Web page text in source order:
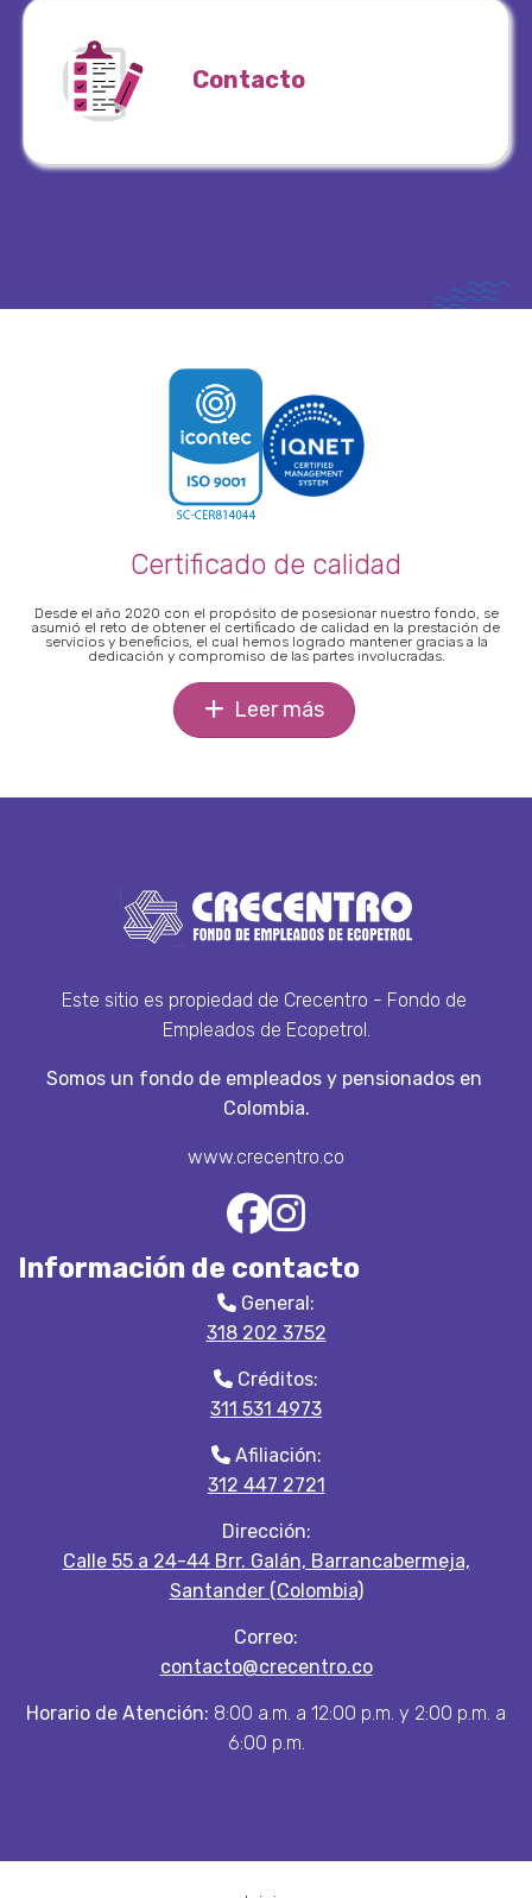
Contacto
Certificado de calidad
Desde el año 2020 con el propósito de posesionar nuestro fondo, se
asumió el reto de obtener el certificado de calidad en la prestación de
servicios y beneficios, el cual hemos logrado mantener gracias a la
dedicación y compromiso de las partes involucradas.
Leer más
Este sitio es propiedad de Crecentro - Fondo de
Empleados de Ecopetrol.
Somos un fondo de empleados y pensionados en
Colombia.
www.crecentro.co
Información de contacto
General:
318 202 3752
Créditos:
311 531 4973
Afiliación:
312 447 2721
Dirección:
Calle 55 a 24-44 Brr. Galán, Barrancabermeja,
Santander (Colombia)
Correo:
contacto@crecentro.co
Horario de Atención: 8:00 a.m. a 12:00 p.m. y 2:00 p.m. a
6:00 p.m.